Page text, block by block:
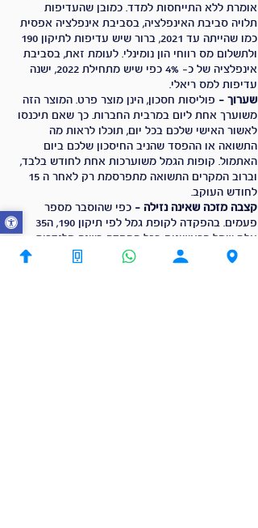
אומרת ללא התייחסות למדד. כמובן שהעדיפות
תלויה סביבת האינפלציה, בסביבת אינפלציה אפסית
כמו שהייתה עד 2021, ברור שיש עדיפות לתיקון 190
ולתשלום מס רווחי הון נומינלי. לעומת זאת, בסביבת
אינפלציה של כ- 4% כפי שיש מתחילת 2022, ישנה
עדיפות למס ריאלי.
שערוך - פוליסות חסכון, הינן מוצר פרט. המוצר הזה
משוערך אחת ליום במרבית החברות. כך שאם תיכנסו
לאשור האישי שלכם בכל יום, תוכלו לראות מה
התשואה או ההפסד שהניב החיסכון שלכם ביום
האתמול. קופות הגמל משוערכות אחת לחודש בלבד,
וברוב המקרים התשואה מתפרסמת רק לאחר ה 15
לחודש העוקב.
קצבה מזכה שאינה נזילה - כפי שהוסבר מספר
פעמים. בהפקדה לקופת גמל לפי תיקון 190, ה35
אלף שקל הראשונים בכל הפקדה בשנה קלנדרית
נחשבת לקצבה מזכה [מוזמנים לקרוא על מיסוי